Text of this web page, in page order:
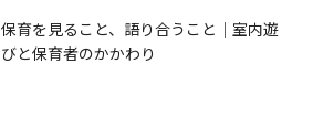
保育を見ること、語り合うこと｜室内遊
びと保育者のかかわり